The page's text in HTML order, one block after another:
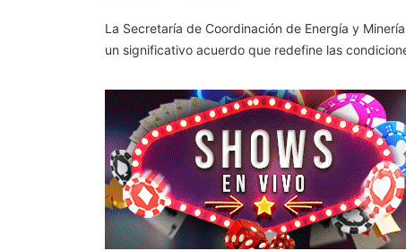
La Secretaría de Coordinación de Energía y
un significativo acuerdo que redefine las